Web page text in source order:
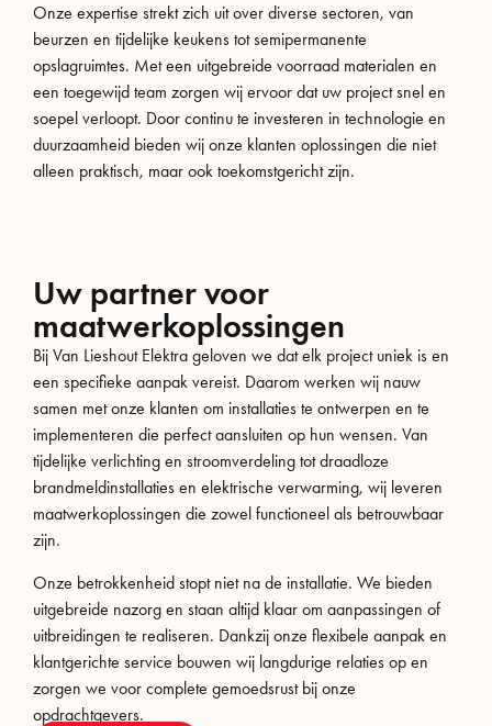
Onze expertise strekt zich uit over diverse sectoren, van
beurzen en tijdelijke keukens tot semipermanente
opslagruimtes. Met een uitgebreide voorraad materialen en
een toegewijd team zorgen wij ervoor dat uw project snel en
soepel verloopt. Door continu te investeren in technologie en
duurzaamheid bieden wij onze klanten oplossingen die niet
alleen praktisch, maar ook toekomstgericht zijn.
Uw partner voor
maatwerkoplossingen
Bij Van Lieshout Elektra geloven we dat elk project uniek is en
een specifieke aanpak vereist. Daarom werken wij nauw
samen met onze klanten om installaties te ontwerpen en te
implementeren die perfect aansluiten op hun wensen. Van
tijdelijke verlichting en stroomverdeling tot draadloze
brandmeldinstallaties en elektrische verwarming, wij leveren
maatwerkoplossingen die zowel functioneel als betrouwbaar
zijn.
Onze betrokkenheid stopt niet na de installatie. We bieden
uitgebreide nazorg en staan altijd klaar om aanpassingen of
uitbreidingen te realiseren. Dankzij onze flexibele aanpak en
klantgerichte service bouwen wij langdurige relaties op en
zorgen we voor complete gemoedsrust bij onze
opdrachtgevers.